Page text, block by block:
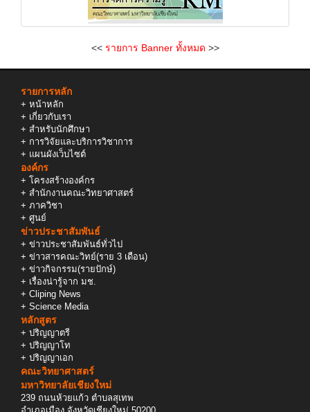
<< รายการ Banner ทั้งหมด >>
รายการหลัก
+ หน้าหลัก
+ เกี่ยวกับเรา
+ สำหรับนักศึกษา
+ การวิจัยและบริการวิชาการ
+ แผนผังเว็บไซต์
องค์กร
+ โครงสร้างองค์กร
+ สำนักงานคณะวิทยาศาสตร์
+ ภาควิชา
+ ศูนย์
ข่าวประชาสัมพันธ์
+ ข่าวประชาสัมพันธ์ทั่วไป
+ ข่าวสารคณะวิทย์(ราย 3 เดือน)
+ ข่าวกิจกรรม(รายปักษ์)
+ เรื่องน่ารู้จาก มช.
+ Cliping News
+ Science Media
หลักสูตร
+ ปริญญาตรี
+ ปริญญาโท
+ ปริญญาเอก
คณะวิทยาศาสตร์
มหาวิทยาลัยเชียงใหม่
239 ถนนห้วยแก้ว ตำบลสุเทพ